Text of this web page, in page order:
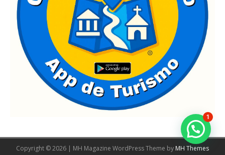
Copyright © 2026 | MH Magazine WordPress Theme by MH Themes
1